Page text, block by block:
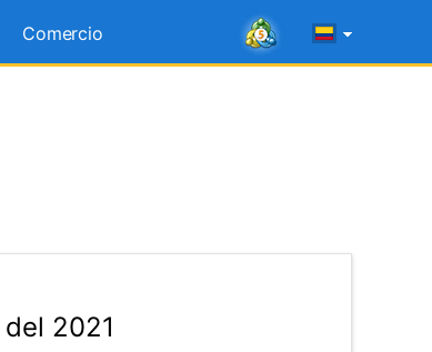
Comercio
2021